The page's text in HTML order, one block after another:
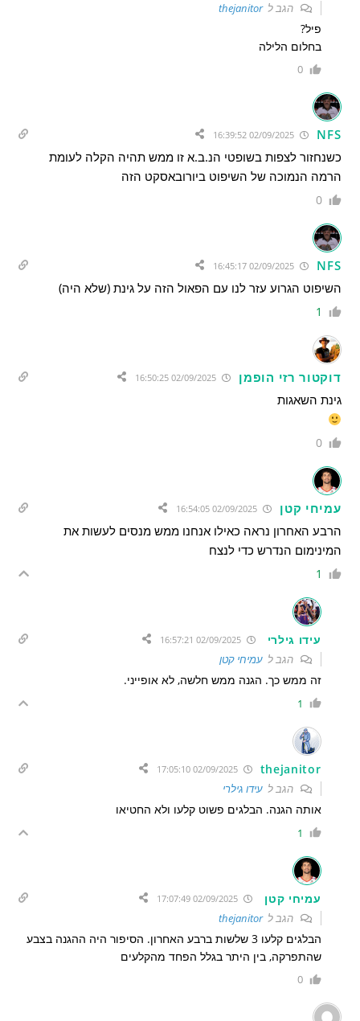
הגב לthejanitor
פיל?
בחלום הלילה
0
NFS
כשנחזור לצפות בשופטי הנ.ב.א זו ממש תהיה הקלה לעומת
הרמה הנמוכה של השיפוט ביורובאסקט הזה
0
NFS
השיפוט הגרוע עזר לנו עם הפאול הזה על גינת (שלא היה)
1
דוקטור רזי הופמן
גינת השאגות
0
עמיחי קטן
הרבע האחרון נראה כאילו אנחנו ממש מנסים לעשות את
המינימום הנדרש כדי לנצח
1
עידו גילרי 02/09/2025 16:57:21
הגב לעמיחי קטן
זה ממש כך. הגנה ממש חלשה, לא אופייני.
1
thejanitor
02/09/2025 17:05:10
הגב לעידו גילרי
אותה הגנה. הבלגים פשוט קלעו ולא החטיאו
1
עמיחי קטן
הגב לthejanitor
הבלגים קלעו 3 שלשות ברבע האחרון. הסיפור היה ההגנה בצבע
שהתפרקה, בין היתר בגלל הפחד מהקלעים
0